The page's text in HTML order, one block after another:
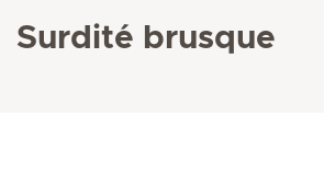
Surdité brusque